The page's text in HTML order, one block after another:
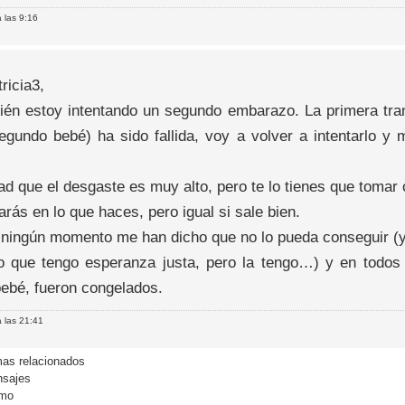
las 9:16
estoy intentando un segundo embarazo. La primera
bebé) ha sido fallida, voy a volver a intentarlo y
que el desgaste es muy alto, pero te lo tienes que
en lo que haces, pero igual si sale bien.
momento me han dicho que no lo pueda conseguir
que tengo esperanza justa, pero la tengo…) y en
fueron congelados.
las 21:41
relacionados